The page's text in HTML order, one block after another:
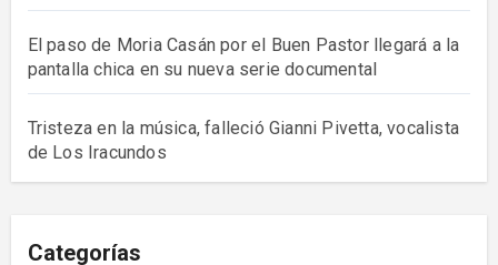
El paso de Moria Casán por el Buen Pastor llegará a la
pantalla chica en su nueva serie documental
Tristeza en la música, falleció Gianni Pivetta, vocalista
de Los Iracundos
Categorías